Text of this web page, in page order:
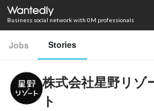
Business social network with 0M professionals
Jobs Stories
株式会社星野リゾ
ト